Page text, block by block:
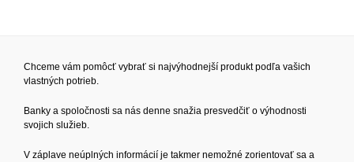
Chceme vám pomôcť vybrať si najvýhodnejší produkt podľa vašich
vlastných potrieb.
Banky a spoločnosti sa nás denne snažia presvedčiť o výhodnosti
svojich služieb.
V záplave neúplných informácií je takmer nemožné zorientovať sa a